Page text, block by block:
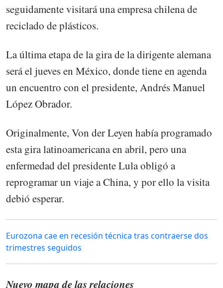
seguidamente visitará una empresa chilena de
reciclado de plásticos.
La última etapa de la gira de la dirigente alemana
será el jueves en México, donde tiene en agenda
un encuentro con el presidente, Andrés Manuel
López Obrador.
Originalmente, Von der Leyen había programado
esta gira latinoamericana en abril, pero una
enfermedad del presidente Lula obligó a
reprogramar un viaje a China, y por ello la visita
debió esperar.
Eurozona cae en recesión técnica tras contraerse dos
trimestres seguidos
Nuevo mapa de las relaciones